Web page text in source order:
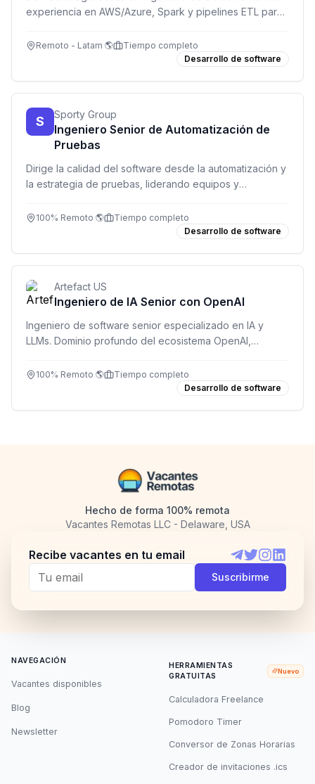
experiencia en AWS/Azure, Spark y pipelines ETL para
Remoto - Latam 🌎
Tiempo completo
Desarrollo de software
S Sporty Group
Ingeniero Senior de Automatización de
Pruebas
Dirige la calidad del software desde la automatización y
la estrategia de pruebas, liderando equipos y
100% Remoto 🌎
Tiempo completo
Desarrollo de software
Artefact US
Ingeniero de IA Senior con OpenAI
Ingeniero de software senior especializado en IA y
LLMs. Dominio profundo del ecosistema OpenAI,
producción. Inglés fluido C1/C2 obligatorio.
100% Remoto 🌎
Tiempo completo
Desarrollo de software
Hecho de forma 100% remota
Vacantes Remotas LLC - Delaware, USA
Recibe vacantes en tu email
Telegram
TwitterInstagram
Suscribirme
NAVEGACIÓN
Vacantes disponibles
Blog
Newsletter
HERRAMIENTAS
GRATUITAS
Nuevo
Calculadora Freelance
Pomodoro Timer
Conversor de Zonas Horarias
Creador de invitaciones .ics